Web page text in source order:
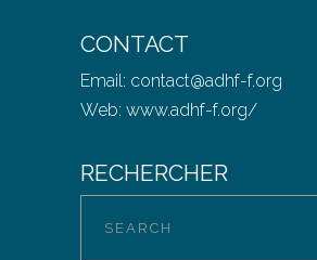
CONTACT
Email: contact@adhf-f.org
Web: www.adhf-f.org/
RECHERCHER